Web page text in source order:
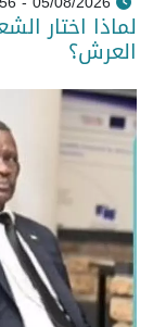
لماذا اختار
العرش؟